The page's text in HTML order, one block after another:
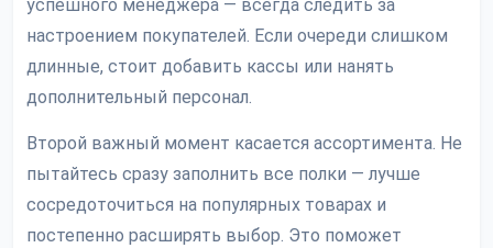
успешного менеджера — всегда следить за
настроением покупателей. Если очереди слишком
длинные, стоит добавить кассы или нанять
дополнительный персонал.
Второй важный момент касается ассортимента. Не
пытайтесь сразу заполнить все полки — лучше
сосредоточиться на популярных товарах и
постепенно расширять выбор. Это поможет